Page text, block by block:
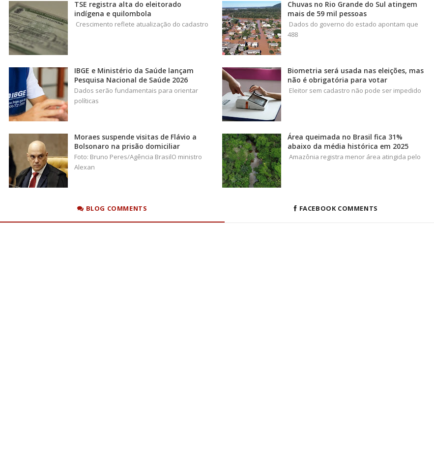
TSE registra alta do eleitorado
indígena e quilombola
Crescimento reflete atualização do cadastro
Chuvas no Rio Grande do Sul atingem
mais de 59 mil pessoas
Dados do governo do estado apontam que
488
IBGE e Ministério da Saúde lançam
Pesquisa Nacional de Saúde 2026
Dados serão fundamentais para orientar
políticas
Biometria será usada nas eleições, mas
não é obrigatória para votar
Eleitor sem cadastro não pode ser impedido
Moraes suspende visitas de Flávio a
Bolsonaro na prisão domiciliar
Foto: Bruno Peres/Agência BrasilO ministro
Alexan
Área queimada no Brasil fica 31%
abaixo da média histórica em 2025
Amazônia registra menor área atingida pelo
BLOG COMMENTS FACEBOOK COMMENTS